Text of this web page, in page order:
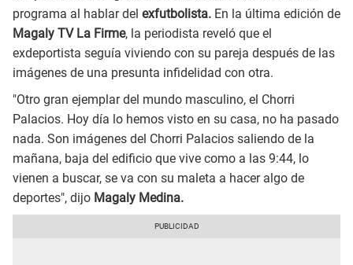
programa al hablar del exfutbolista. En la última edición de
Magaly TV La Firme, la periodista reveló que el
exdeportista seguía viviendo con su pareja después de las
imágenes de una presunta infidelidad con otra.
"Otro gran ejemplar del mundo masculino, el Chorri
Palacios. Hoy día lo hemos visto en su casa, no ha pasado
nada. Son imágenes del Chorri Palacios saliendo de la
mañana, baja del edificio que vive como a las 9:44, lo
vienen a buscar, se va con su maleta a hacer algo de
deportes", dijo Magaly Medina.